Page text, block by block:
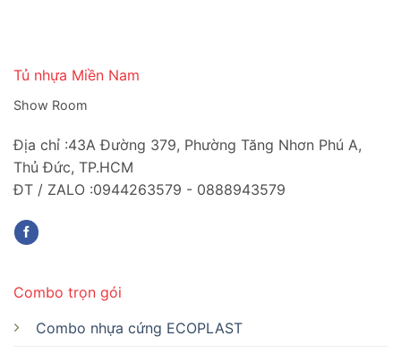
Tủ nhựa Miền Nam
Show Room
Địa chỉ :43A Đường 379, Phường Tăng Nhơn Phú A,
Thủ Đức, TP.HCM
ĐT / ZALO :0944263579 - 0888943579
Combo trọn gói
Combo nhựa cứng ECOPLAST